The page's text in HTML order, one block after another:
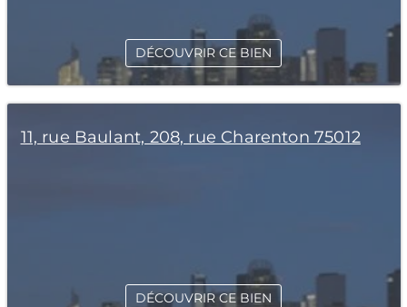
DÉCOUVRIR CE BIEN
11, rue Baulant, 208, rue Charenton 75012
DÉCOUVRIR CE BIEN